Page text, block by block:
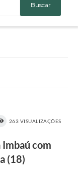
263 VISUALIZAÇÕES
Imbaú com
(18)